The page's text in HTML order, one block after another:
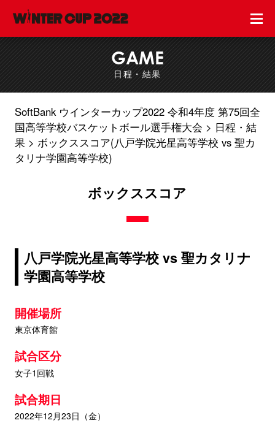
GAME
日程・結果
SoftBank ウインターカップ2022 令和4年度 第75回全
国高等学校バスケットボール選手権大会
日程・結
果
ボックススコア(八戸学院光星高等学校 vs 聖カ
タリナ学園高等学校)
ボックススコア
八戸学院光星高等学校 vs 聖カタリナ
学園高等学校
開催場所
東京体育館
試合区分
女子1回戦
試合期日
2022年12月23日（金）